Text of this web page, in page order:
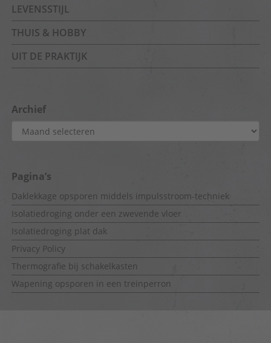
LEVENSSTIJL
THUIS & HOBBY
UIT DE PRAKTIJK
Archief
Archief
Pagina’s
Daklekkage opsporen middels impulsstroom-techniek
Isolatiedroging onder een zwevende vloer
Isolatiedroging plat dak
Privacy Policy
Thermografie bij schakelkasten
Wapening opsporen in een treinperron